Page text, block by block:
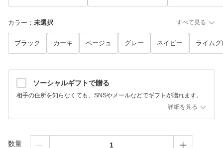
カラー ： 未選択 すべて見る
ブラック カーキ ベージュ グレー ネイビー ライムグ
ソーシャルギフトで贈る
相手の住所を知らなくても、SNSやメールなどでギフトが贈れます。
詳細を見る
数量